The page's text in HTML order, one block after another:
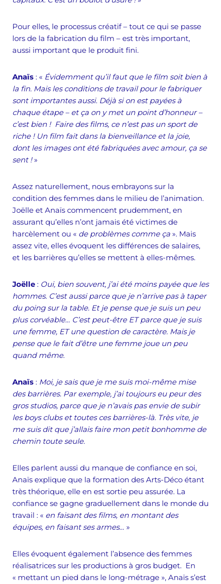
Pour elles, le processus créatif – tout ce qui se passe
lors de la fabrication du film – est très important,
aussi important que le produit fini.
Anaïs : « Évidemment qu’il faut que le film soit bien à
la fin. Mais les conditions de travail pour le fabriquer
sont importantes aussi. Déjà si on est payées à
chaque étape – et ça on y met un point d’honneur–
c’est bien ! Faire des films, ce n’est pas un sport de
riche ! Un film fait dans la bienveillance et la joie,
dont les images ont été fabriquées avec amour, ça se
sent !»
Assez naturellement, nous embrayons sur la
condition des femmes dans le milieu de l’animation.
Joëlle et Anaïs commencent prudemment, en
assurant qu’elles n’ont jamais été victimes de
harcèlement ou « de problèmes comme ça ». Mais
assez vite, elles évoquent les différences de salaires,
et les barrières qu’elles se mettent à elles-mêmes.
Joëlle : Oui, bien souvent, j’ai été moins payée que les
hommes. C’est aussi parce que je n’arrive pas à taper
du poing sur la table. Et je pense que je suis un peu
plus corvéable… C’est peut-être ET parce que je suis
une femme, ET une question de caractère. Mais je
pense que le fait d’être une femme joue un peu
quand même.
Anaïs : Moi, je sais que je me suis moi-même mise
des barrières. Par exemple, j’ai toujours eu peur des
gros studios, parce que je n’avais pas envie de subir
les boys clubs et toutes ces barrières-là. Très vite, je
me suis dit que j’allais faire mon petit bonhomme de
chemin toute seule.
Elles parlent aussi du manque de confiance en soi,
Anaïs explique que la formation des Arts-Déco étant
très théorique, elle en est sortie peu assurée. La
confiance se gagne graduellement dans le monde du
travail : « en faisant des films, en montant des
équipes, en faisant ses armes… »
Elles évoquent également l’absence des femmes
réalisatrices sur les productions à gros budget. En
« mettant un pied dans le long-métrage », Anaïs s’est